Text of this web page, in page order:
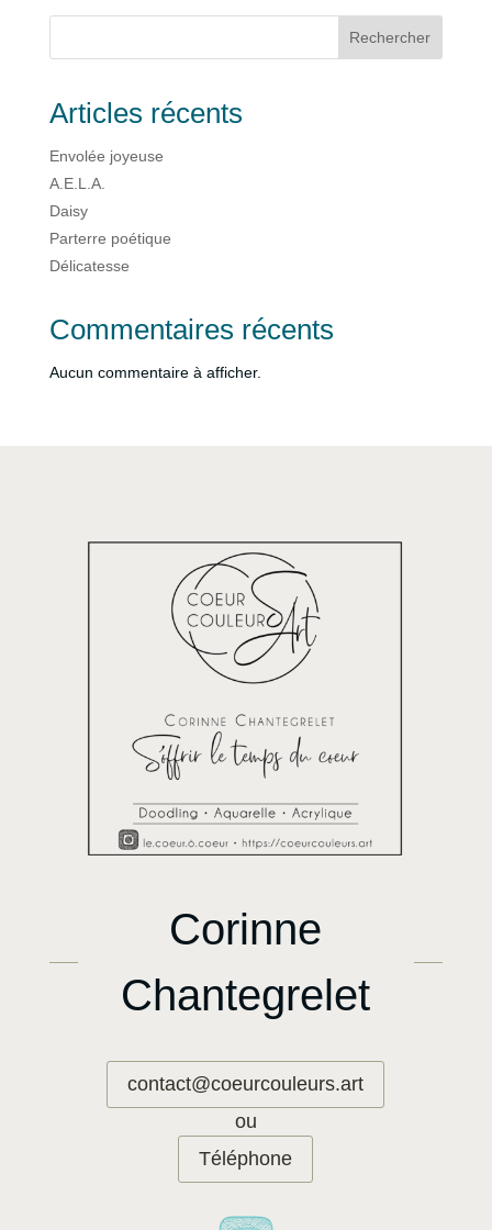
Rechercher
Articles récents
Envolée joyeuse
A.E.L.A.
Daisy
Parterre poétique
Délicatesse
Commentaires récents
Aucun commentaire à afficher.
Corinne
Chantegrelet
contact@coeurcouleurs.art
ou
Téléphone